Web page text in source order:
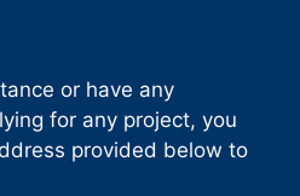
or have any
for any project, you
provided below to